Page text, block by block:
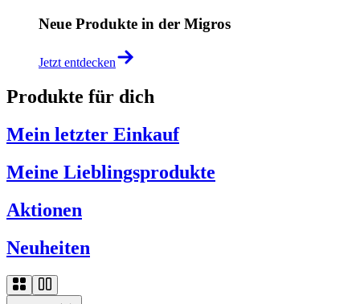
Neue Produkte in der Migros
Jetzt entdecken
Produkte für dich
Mein letzter Einkauf
Meine Lieblingsprodukte
Aktionen
Neuheiten